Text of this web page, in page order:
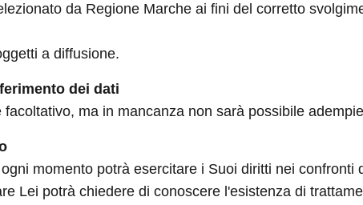
da Regione Marche ai fini del corretto
a diffusione.
dei dati
ma in mancanza non sarà possibile
momento potrà esercitare i Suoi diritti nei
Lei potrà chiedere di conoscere l'esistenza di